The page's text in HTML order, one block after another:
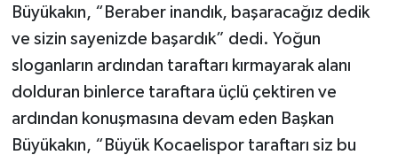
Büyükakın, “Beraber inandık, başaracağız dedik
ve sizin sayenizde başardık” dedi. Yoğun
sloganların ardından taraftarı kırmayarak alanı
dolduran binlerce taraftara üçlü çektiren ve
ardından konuşmasına devam eden Başkan
Büyükakın, “Büyük Kocaelispor taraftarı siz bu